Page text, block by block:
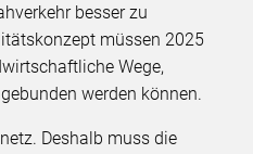
besser zu
müssen 2025
Wege,
werden können.
Deshalb muss die